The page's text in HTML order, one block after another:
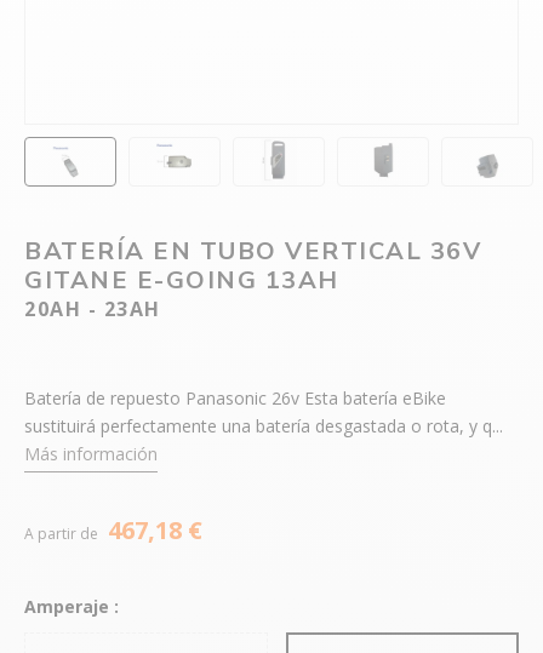
BATERÍA EN TUBO VERTICAL 36V
GITANE E-GOING 13AH
20AH - 23AH
Batería de repuesto Panasonic 26v Esta batería eBike
sustituirá perfectamente una batería desgastada o rota, y q...
Más información
A partir de 467,18 €
Amperaje :